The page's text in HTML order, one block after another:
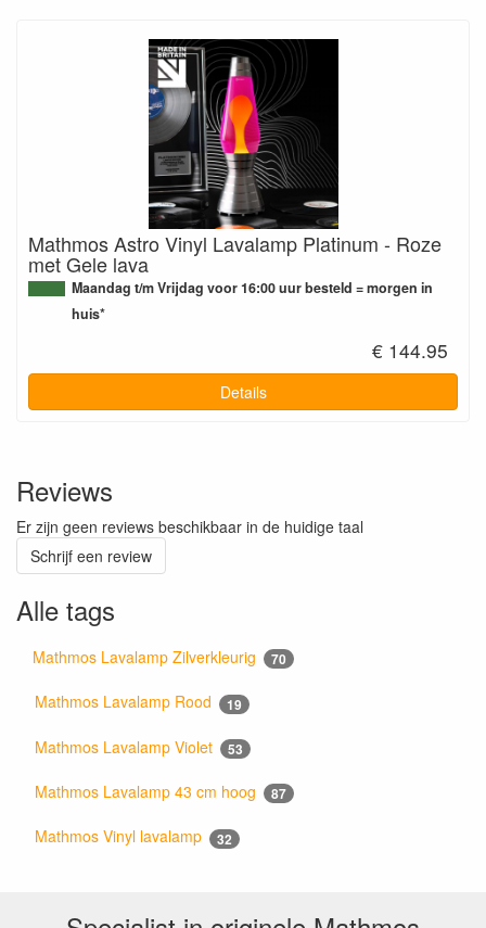
Mathmos Astro Vinyl Lavalamp Platinum - Roze
met Gele lava
Maandag t/m Vrijdag voor 16:00 uur besteld = morgen in
huis*
€ 144.95
Details
Reviews
Er zijn geen reviews beschikbaar in de huidige taal
Schrijf een review
Alle tags
Mathmos Lavalamp Zilverkleurig 70
Mathmos Lavalamp Rood 19
Mathmos Lavalamp Violet 53
Mathmos Lavalamp 43 cm hoog 87
Mathmos Vinyl lavalamp 32